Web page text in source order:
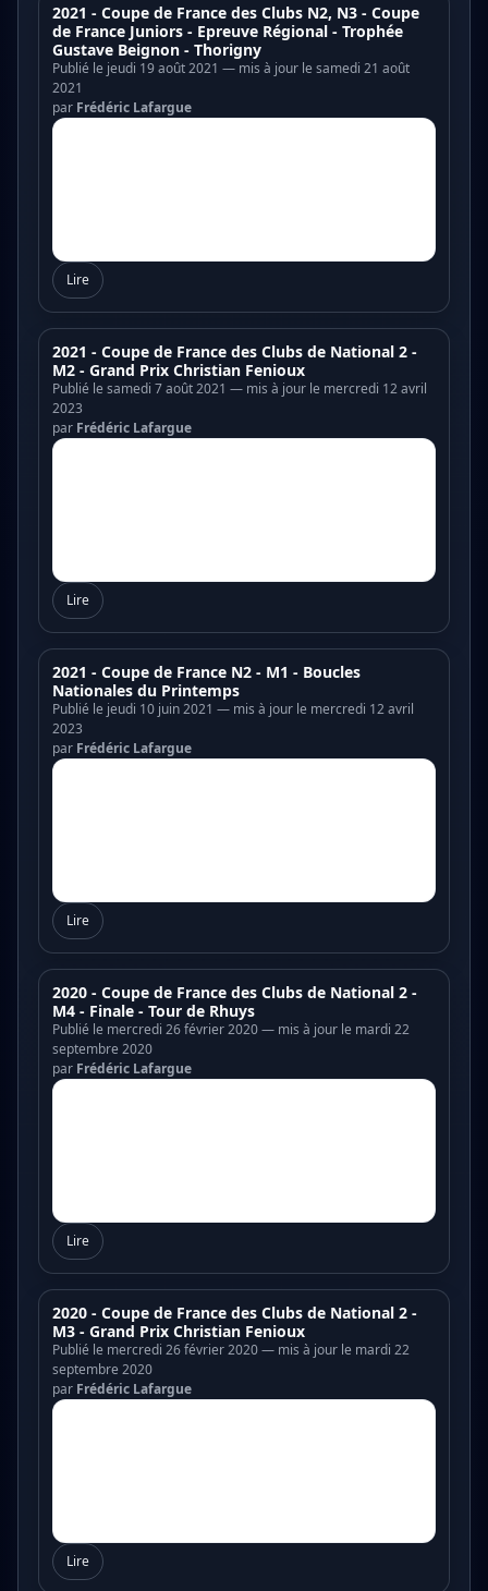
2021 - Coupe de France des Clubs N2, N3 - Coupe
de France Juniors - Epreuve Régional - Trophée
Gustave Beignon - Thorigny
Publié le jeudi 19 août 2021 — mis à jour le samedi 21 août
2021
par Frédéric Lafargue
Lire
2021 - Coupe de France des Clubs de National 2 -
M2 - Grand Prix Christian Fenioux
Publié le samedi 7 août 2021 — mis à jour le mercredi 12 avril
2023
par Frédéric Lafargue
Lire
2021 - Coupe de France N2 - M1 - Boucles
Nationales du Printemps
Publié le jeudi 10 juin 2021 — mis à jour le mercredi 12 avril
2023
par Frédéric Lafargue
Lire
2020 - Coupe de France des Clubs de National 2 -
M4 - Finale - Tour de Rhuys
Publié le mercredi 26 février 2020 — mis à jour le mardi 22
septembre 2020
par Frédéric Lafargue
Lire
2020 - Coupe de France des Clubs de National 2 -
M3 - Grand Prix Christian Fenioux
Publié le mercredi 26 février 2020 — mis à jour le mardi 22
septembre 2020
par Frédéric Lafargue
Lire